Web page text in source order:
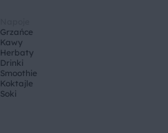
Grzańce
Kawy
Herbaty
Drinki
Smoothie
Koktajle
Soki